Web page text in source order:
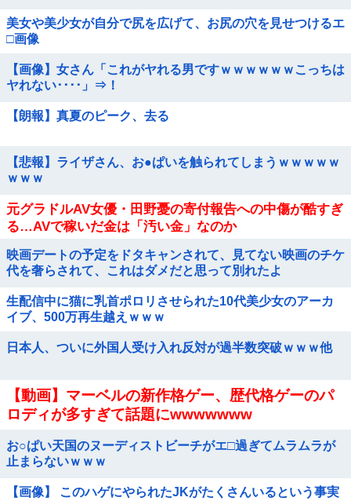
美女や美少女が自分で尻を広げて、お尻の穴を見せつけるエ
□画像
【画像】女さん「これがヤれる男ですｗｗｗｗｗｗこっちは
ヤれない････」⇒！
【朗報】真夏のピーク、去る
【悲報】ライザさん、お●ぱいを触られてしまうｗｗｗｗｗ
ｗｗｗ
元グラドルAV女優・田野憂の寄付報告への中傷が酷すぎ
る…AVで稼いだ金は「汚い金」なのか
映画デートの予定をドタキャンされて、見てない映画のチケ
代を奢らされて、これはダメだと思って別れたよ
生配信中に猫に乳首ポロリさせられた10代美少女のアーカ
イブ、500万再生越えｗｗｗ
日本人、ついに外国人受け入れ反対が過半数突破ｗｗｗ他
【動画】マーベルの新作格ゲー、歴代格ゲーのパ
ロディが多すぎて話題にwwwwwww
お○ぱい天国のヌーディストビーチがエ□過ぎてムラムラが
止まらないｗｗｗ
【画像】 このハゲにやられたJKがたくさんいるという事実